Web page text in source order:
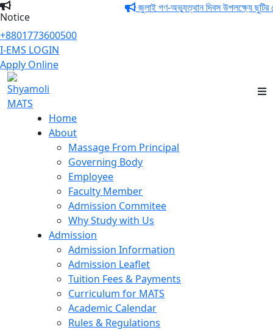
Notice
জুলাই গণ-অভ্যুত্থান দিবস উপলক্ষ্যে ছুটির
+8801773600500
I-EMS LOGIN
Apply Online
Home
About
Massage From Principal
Governing Body
Employee
Faculty Member
Admission Commitee
Why Study with Us
Admission
Admission Information
Admission Leaflet
Tuition Fees & Payments
Curriculum for MATS
Academic Calendar
Rules & Regulations